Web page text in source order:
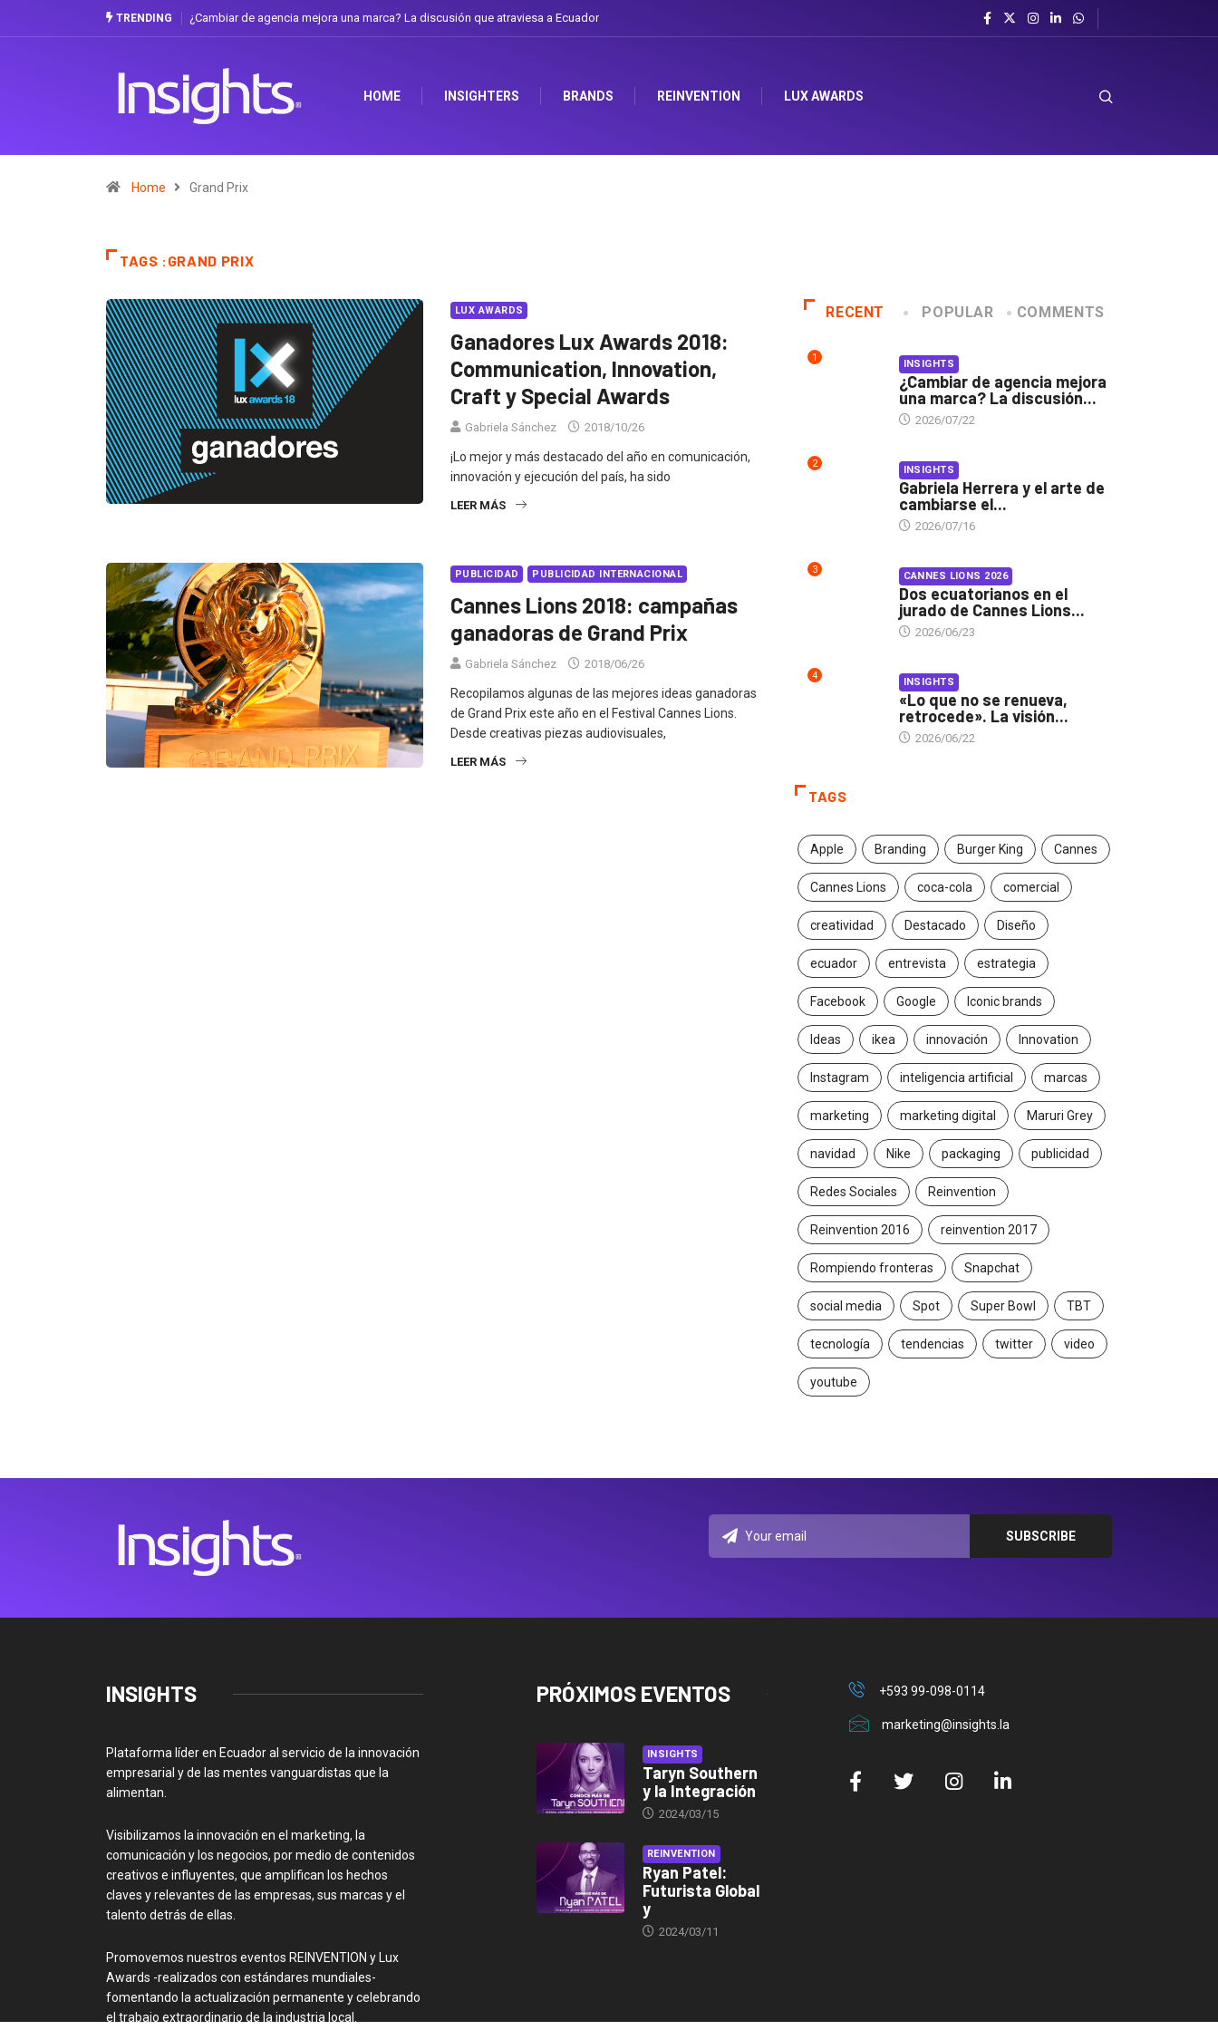
TRENDING ¿Cambiar de agencia mejora una marca? La discusión que atraviesa a Ecuador
HOME INSIGHTERS BRANDS REINVENTION LUX AWARDS
Home Grand Prix
TAGS :GRAND PRIX
LUX AWARDS
Ganadores Lux Awards 2018:
Communication, Innovation,
Craft y Special Awards
Gabriela Sánchez 2018/10/26
¡Lo mejor y más destacado del año en comunicación,
innovación y ejecución del país, ha sido
LEER MÁS
PUBLICIDAD PUBLICIDAD INTERNACIONAL
Cannes Lions 2018: campañas
ganadoras de Grand Prix
Gabriela Sánchez 2018/06/26
Recopilamos algunas de las mejores ideas ganadoras
de Grand Prix este año en el Festival Cannes Lions.
Desde creativas piezas audiovisuales,
LEER MÁS
RECENT POPULAR COMMENTS
1 INSIGHTS
¿Cambiar de agencia mejora
una marca? La discusión...
2026/07/22
2 INSIGHTS
Gabriela Herrera y el arte de
cambiarse el...
2026/07/16
3 CANNES LIONS 2026
Dos ecuatorianos en el
jurado de Cannes Lions...
2026/06/23
4 INSIGHTS
«Lo que no se renueva,
retrocede». La visión...
2026/06/22
TAGS
Apple Branding Burger King Cannes
Cannes Lions coca-cola comercial
creatividad Destacado Diseño
ecuador entrevista estrategia
Facebook Google Iconic brands
Ideas ikea innovación Innovation
Instagram inteligencia artificial marcas
marketing marketing digital Maruri Grey
navidad Nike packaging publicidad
Redes Sociales Reinvention
Reinvention 2016 reinvention 2017
Rompiendo fronteras Snapchat
social media Spot Super Bowl TBT
tecnología tendencias twitter video
youtube
INSIGHTS
Plataforma líder en Ecuador al servicio de la innovación
empresarial y de las mentes vanguardistas que la
alimentan.
Visibilizamos la innovación en el marketing, la
comunicación y los negocios, por medio de contenidos
creativos e influyentes, que amplifican los hechos
claves y relevantes de las empresas, sus marcas y el
talento detrás de ellas.
Promovemos nuestros eventos REINVENTION y Lux
Awards -realizados con estándares mundiales-
fomentando la actualización permanente y celebrando
el trabajo extraordinario de la industria local.
PRÓXIMOS EVENTOS
INSIGHTS
Taryn Southern
y la Integración
2024/03/15
REINVENTION
Ryan Patel:
Futurista Global
y
2024/03/11
+593 99-098-0114
marketing@insights.la